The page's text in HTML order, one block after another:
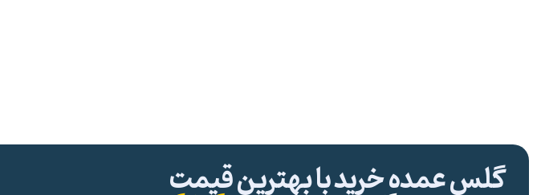
گلس عمده خرید با بهترین قیمت